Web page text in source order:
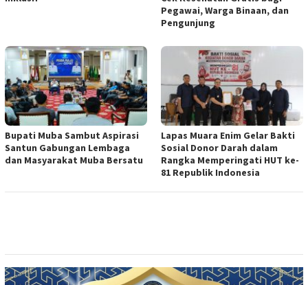
Pegawai, Warga Binaan, dan
Pengunjung
Bupati Muba Sambut Aspirasi
Santun Gabungan Lembaga
dan Masyarakat Muba Bersatu
Lapas Muara Enim Gelar Bakti
Sosial Donor Darah dalam
Rangka Memperingati HUT ke-
81 Republik Indonesia